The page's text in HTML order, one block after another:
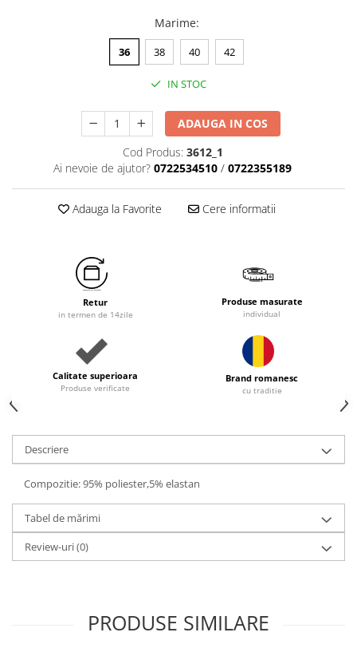
Marime:
36 38 40 42
IN STOC
ADAUGA IN COS
Cod Produs: 3612_1
Ai nevoie de ajutor? 0722534510 / 0722355189
Adauga la Favorite Cere informatii
Retur
in termen de 14zile
Produse masurate
individual
Calitate superioara
Produse verificate
Brand romanesc
cu traditie
Descriere
Compozitie: 95% poliester,5% elastan
Tabel de mărimi
Review-uri(0)
PRODUSE SIMILARE